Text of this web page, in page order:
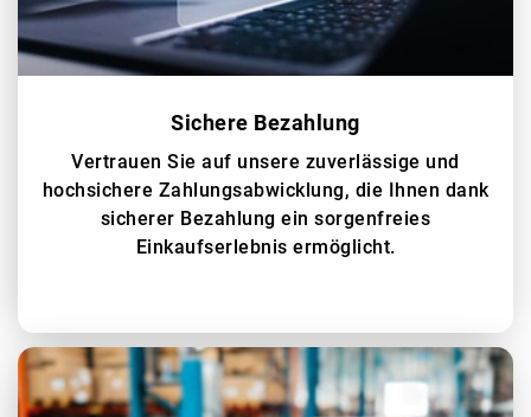
Sichere Bezahlung
Vertrauen Sie auf unsere zuverlässige und
hochsichere Zahlungsabwicklung, die Ihnen dank
sicherer Bezahlung ein sorgenfreies
Einkaufserlebnis ermöglicht.